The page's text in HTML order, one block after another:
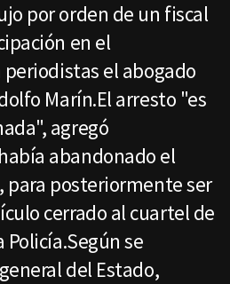
por orden de un fiscal
en el
el abogado
Marín.El arresto "es
agregó
abandonado el
para posteriormente ser
cerrado al cuartel de
Policía.Según se
del Estado,